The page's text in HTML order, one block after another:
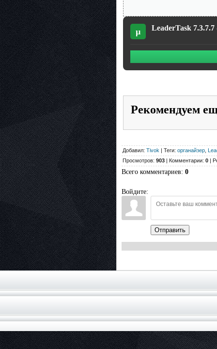
µ LeaderTask
Рекомендуем
Добавил: Tivok | Теги: органайзер
Просмотров: 903 | Комментарии: 0 |
Всего комментариев: 0
Войдите:
Отправить